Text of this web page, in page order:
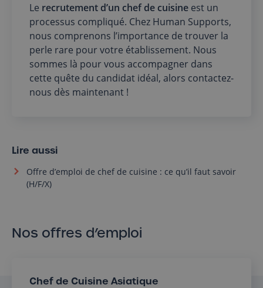
Le recrutement d’un chef de cuisine est un
processus compliqué. Chez Human Supports,
nous comprenons l’importance de trouver la
perle rare pour votre établissement. Nous
sommes là pour vous accompagner dans
cette quête du candidat idéal, alors contactez-
nous dès maintenant !
Lire aussi
Offre d’emploi de chef de cuisine : ce qu’il faut savoir
(H/F/X)
Nos offres d’emploi
Chef de Cuisine Asiatique